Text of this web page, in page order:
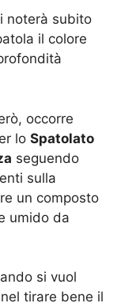
noterà subito
il colore
occorre
lo Spatolato
seguendo
sulla
un composto
umido da
si vuol
tirare bene il